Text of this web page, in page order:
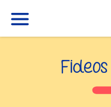
Fideos